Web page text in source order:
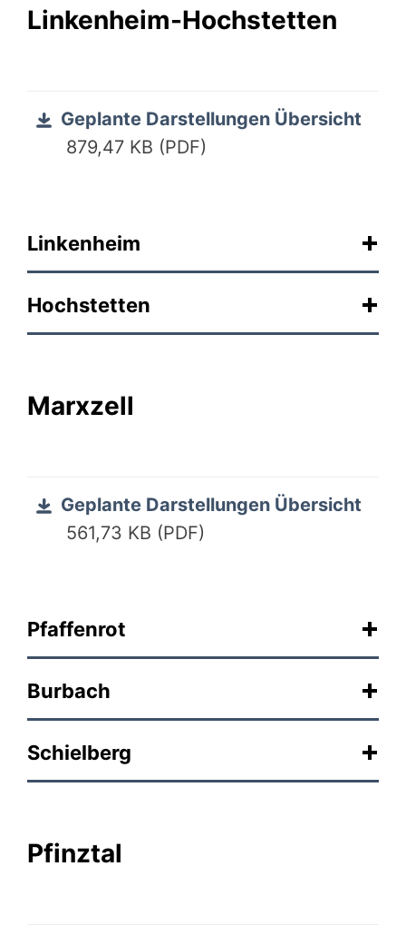
Linkenheim-Hochstetten
Geplante Darstellungen Übersicht
879,47 KB (PDF)
Linkenheim
Hochstetten
Marxzell
Geplante Darstellungen Übersicht
561,73 KB (PDF)
Pfaffenrot
Burbach
Schielberg
Pfinztal